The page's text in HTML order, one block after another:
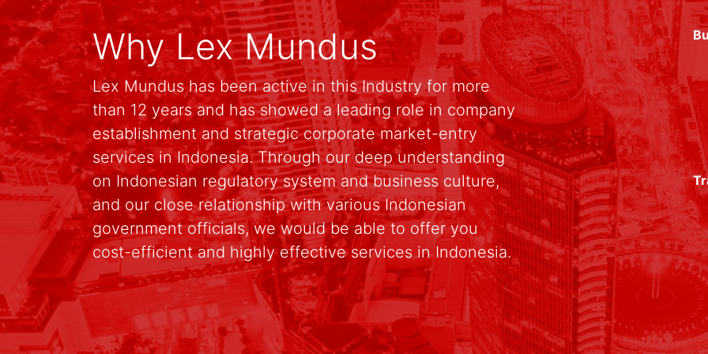
Why Lex Mundus
Lex Mundus has been active in this Industry for more
than 12 years and has showed a leading role in company
establishment and strategic corporate market-entry
services in Indonesia. Through our deep understanding
on Indonesian regulatory system and business culture,
and our close relationship with various Indonesian
government officials, we would be able to offer you
cost-efficient and highly effective services in Indonesia.